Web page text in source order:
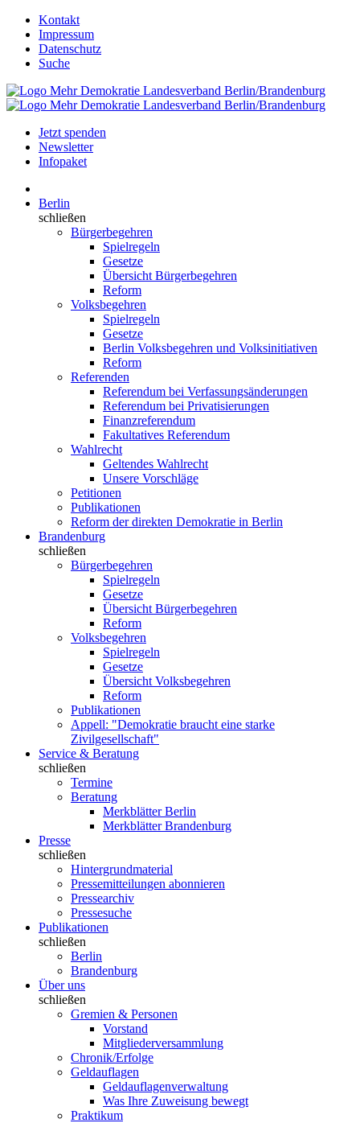
Kontakt
Impressum
Datenschutz
Suche
Jetzt spenden
Newsletter
Infopaket
Berlin
schließen
Bürgerbegehren
Spielregeln
Gesetze
Übersicht Bürgerbegehren
Reform
Volksbegehren
Spielregeln
Gesetze
Berlin Volksbegehren und Volksinitiativen
Reform
Referenden
Referendum bei Verfassungsänderungen
Referendum bei Privatisierungen
Finanzreferendum
Fakultatives Referendum
Wahlrecht
Geltendes Wahlrecht
Unsere Vorschläge
Petitionen
Publikationen
Reform der direkten Demokratie in Berlin
Brandenburg
schließen
Bürgerbegehren
Spielregeln
Gesetze
Übersicht Bürgerbegehren
Reform
Volksbegehren
Spielregeln
Gesetze
Übersicht Volksbegehren
Reform
Publikationen
Appell: "Demokratie braucht eine starke
Zivilgesellschaft"
Service & Beratung
schließen
Termine
Beratung
Merkblätter Berlin
Merkblätter Brandenburg
Presse
schließen
Hintergrundmaterial
Pressemitteilungen abonnieren
Pressearchiv
Pressesuche
Publikationen
schließen
Berlin
Brandenburg
Über uns
schließen
Gremien & Personen
Vorstand
Mitgliederversammlung
Chronik/Erfolge
Geldauflagen
Geldauflagenverwaltung
Was Ihre Zuweisung bewegt
Praktikum